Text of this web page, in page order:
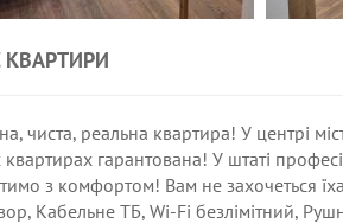
КВАРТИРИ
чиста, реальна квартира! У центрі
гарантована! У штаті
з комфортом! Вам не захочеться
Кабельне ТБ, Wi-Fi безлімітний,